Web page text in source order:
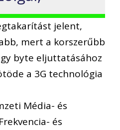
jelent,
mert a korszerűbb
byte eljuttatásához
a 3G technológia
Média- és
és